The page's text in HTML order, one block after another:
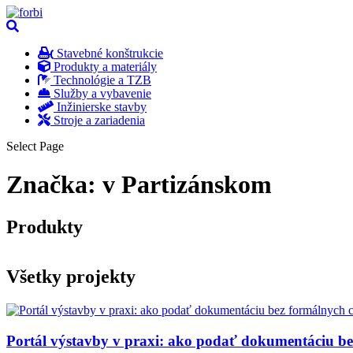
Stavebné konštrukcie
Produkty a materiály
Technológie a TZB
Služby a vybavenie
Inžinierske stavby
Stroje a zariadenia
Select Page
Značka: v Partizánskom
Produkty
Všetky projekty
Portál výstavby v praxi: ako podať dokumentáciu